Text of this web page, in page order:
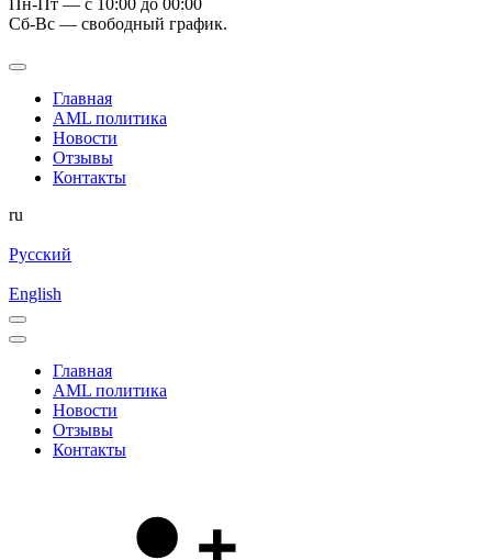
Пн-Пт — c 10:00 до 00:00
Сб-Вс — свободный график.
Главная
AML политика
Новости
Отзывы
Контакты
ru
Русский
English
Главная
AML политика
Новости
Отзывы
Контакты